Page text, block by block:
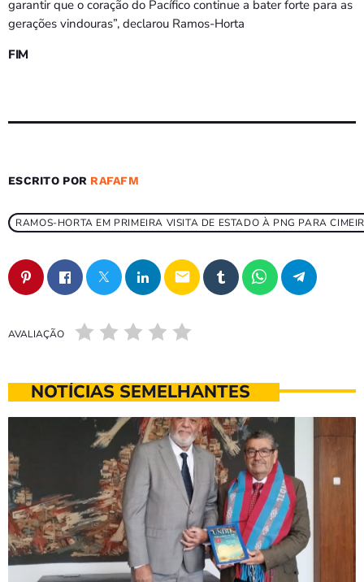
garantir que o coração do Pacífico continue a bater forte para as
gerações vindouras”, declarou Ramos-Horta
FIM
ESCRITO POR RAFAFM
RAMOS-HORTA EM PRIMEIRA VISITA DE ESTADO À PNG PARA
email
AVALIAÇÃO
NOTÍCIAS SEMELHANTES